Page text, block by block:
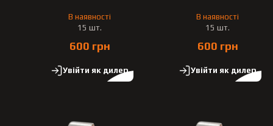
В наявності
15 шт.
600 грн
Увійти як дилер
В наявності
15 шт.
600 грн
Увійти як дилер